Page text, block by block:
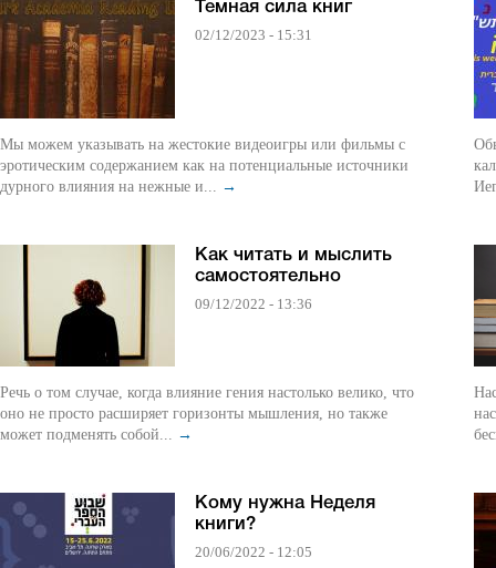
Темная сила книг
02/12/2023 - 15:31
Мы можем указывать на жестокие видеоигры или фильмы с
эротическим содержанием как на потенциальные источники
дурного влияния на нежные и... →
Как читать и мыслить
самостоятельно
09/12/2022 - 13:36
Речь о том случае, когда влияние гения настолько велико, что
оно не просто расширяет горизонты мышления, но также
может подменять собой... →
Кому нужна Неделя
книги?
20/06/2022 - 12:05